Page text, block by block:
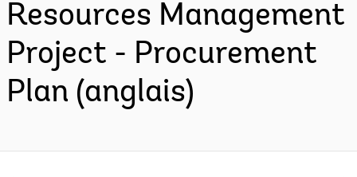
Resources Management
Project - Procurement
Plan (anglais)